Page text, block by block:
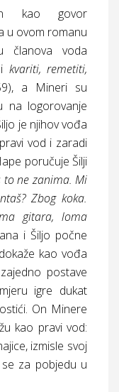
kao govor
u ovom romanu
članova voda
kvariti, remetiti,
a Mineri su
na logorovanje
je njihov vođa
vod i zaradi
poručuje Šilji
to ne zanima. Mi
Zbog koka.
gitara, loma
i Šiljo počne
kao vođa
postave
igre dukat
On Minere
kao pravi vod:
izmisle svoj
za pobjedu u